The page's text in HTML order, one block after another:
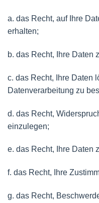
a. das Recht, auf Ihre
erhalten;
b. das Recht, Ihre Daten
c. das Recht, Ihre Daten
Datenverarbeitung zu
d. das Recht,
einzulegen;
e. das Recht, Ihre Daten
f. das Recht, Ihre
g. das Recht,